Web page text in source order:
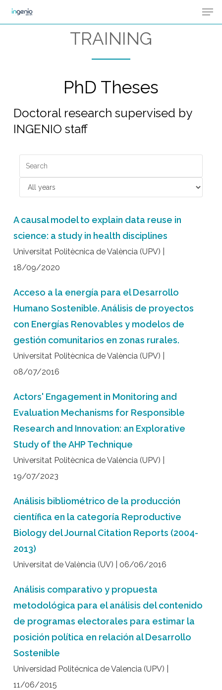
Skip
to
TRAINING
PhD Theses
Doctoral research supervised by
INGENIO staff
A causal model to explain data reuse in
science: a study in health disciplines
Universitat Politècnica de València (UPV) |
18/09/2020
Acceso a la energía para el Desarrollo
Humano Sostenible. Análisis de proyectos
con Energías Renovables y modelos de
gestión comunitarios en zonas rurales.
Universitat Politècnica de València (UPV) |
08/07/2016
Actors' Engagement in Monitoring and
Evaluation Mechanisms for Responsible
Research and Innovation: an Explorative
Study of the AHP Technique
Universitat Politècnica de València (UPV) |
19/07/2023
Análisis bibliométrico de la producción
científica en la categoría Reproductive
Biology del Journal Citation Reports (2004-
2013)
Universitat de València (UV) | 06/06/2016
Análisis comparativo y propuesta
metodológica para el análisis del contenido
de programas electorales para estimar la
posición política en relación al Desarrollo
Sostenible
Universidad Politécnica de Valencia (UPV) |
11/06/2015
Menu